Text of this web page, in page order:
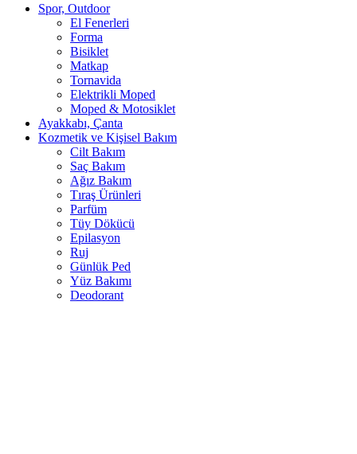
Spor, Outdoor
El Fenerleri
Forma
Bisiklet
Matkap
Tornavida
Elektrikli Moped
Moped & Motosiklet
Ayakkabı, Çanta
Kozmetik ve Kişisel Bakım
Cilt Bakım
Saç Bakım
Ağız Bakım
Tıraş Ürünleri
Parfüm
Tüy Dökücü
Epilasyon
Ruj
Günlük Ped
Yüz Bakımı
Deodorant